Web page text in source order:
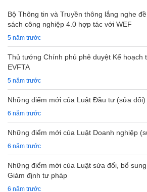
Bộ Thông tin và Truyền thông lắng nghe
sách công nghiệp 4.0 hợp tác với WEF
5 năm trước
Thủ tướng Chính phủ phê duyệt Kế hoạch
EVFTA
5 năm trước
Những điểm mới của Luật Đầu tư (sửa đổi)
6 năm trước
Những điểm mới của Luật Doanh nghiệp
6 năm trước
Những điểm mới của Luật sửa đổi, bổ
Giám định tư pháp
6 năm trước